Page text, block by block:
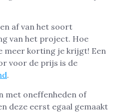
af van het soort
van het project. Hoe
meer korting je krijgt! Een
voor de prijs is de
.
met oneffenheden of
deze eerst egaal gemaakt